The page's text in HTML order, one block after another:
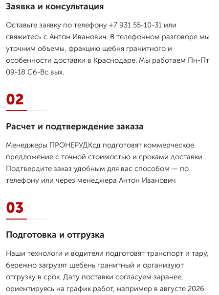
Заявка и консультация
Оставьте заявку по телефону +7 931 55-10-31 или
свяжитесь с Антон Иванович. В телефонном разговоре мы
уточним объемы, фракцию щебня гранитного и
особенности доставки в Краснодаре. Мы работаем Пн-Пт
09-18 Сб-Вс вых.
02
Расчет и подтверждение заказа
Менеджеры ПРОНЕРУДКсд подготовят коммерческое
предложение с точной стоимостью и сроками доставки.
Подтвердите заказ удобным для вас способом — по
телефону или через менеджера Антон Иванович
03
Подготовка и отгрузка
Наши технологи и водители подготовят транспорт и тару,
бережно загрузят щебень гранитный и организуют
отгрузку в срок. Дату поставки согласуем заранее,
ориентируясь на график работ, например в августе 2026